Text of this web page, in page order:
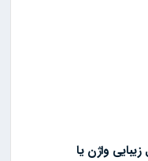
واژن یا